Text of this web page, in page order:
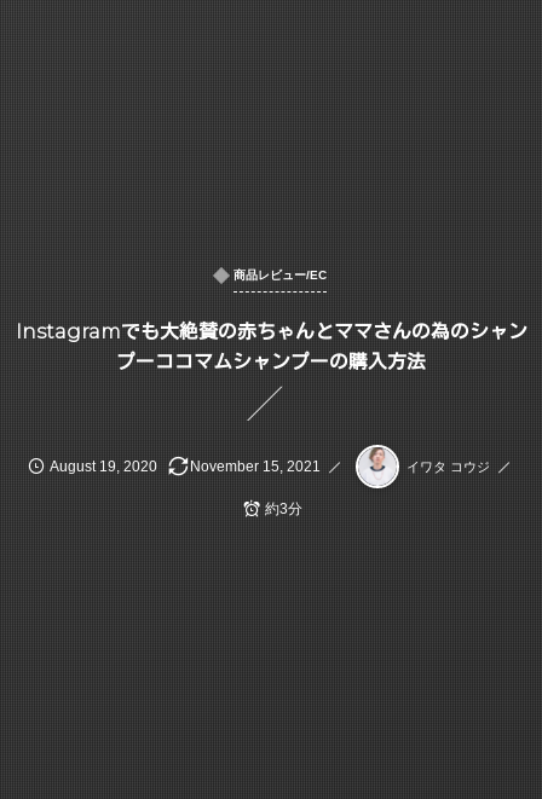
商品レビュー/EC
Instagramでも大絶賛の赤ちゃんとママさんの為のシャン
プーココマムシャンプーの購入方法
August 19, 2020 November 15 ,2021 イワタ コウジ
約3分